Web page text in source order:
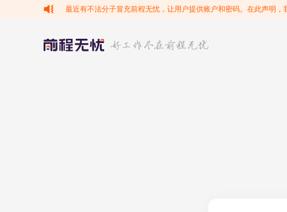
最近有不法分子冒充前程无忧，让用户提供账户和密码。在此声明